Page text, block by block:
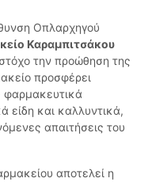
Οπλαρχηγού
Καραμπιτσάκου
την προώθηση της
προσφέρει
και καλλυντικά,
απαιτήσεις του
αποτελεί η